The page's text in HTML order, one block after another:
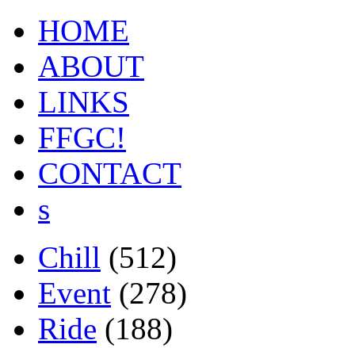
HOME
ABOUT
LINKS
FFGC!
CONTACT
s
Chill (512)
Event (278)
Ride (188)